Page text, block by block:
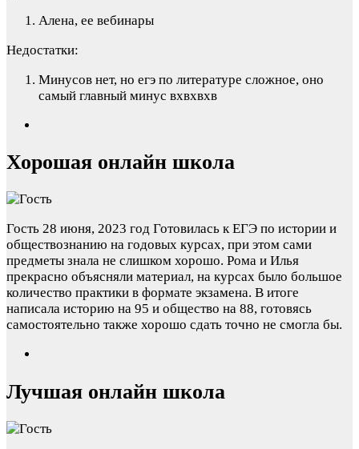
Алена, ее вебинары
Недостатки:
Минусов нет, но егэ по литературе сложное, оно
самый главный минус вхвхвхв
Хорошая онлайн школа
Гость 28 июня, 2023 год Готовилась к ЕГЭ по истории и
обществознанию на годовых курсах, при этом сами
предметы знала не слишком хорошо. Рома и Илья
прекрасно объясняли материал, на курсах было большое
количество практики в формате экзамена. В итоге
написала историю на 95 и общество на 88, готовясь
самостоятельно также хорошо сдать точно не смогла бы.
Лучшая онлайн школа